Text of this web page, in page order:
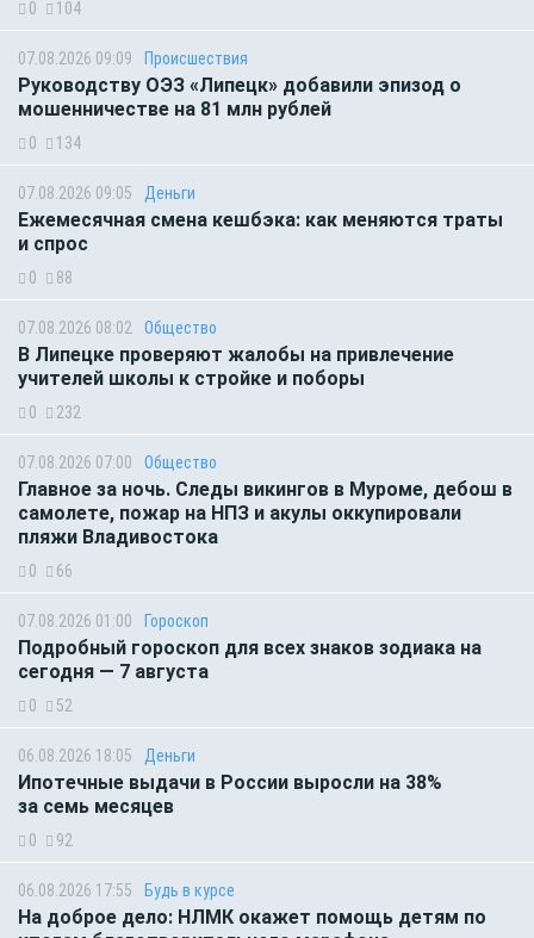
0 104
07.08.2026 09:09 Происшествия
Руководству ОЭЗ «Липецк» добавили эпизод о
мошенничестве на 81 млн рублей
0 134
07.08.2026 09:05 Деньги
Ежемесячная смена кешбэка: как меняются траты
и спрос
0 88
07.08.2026 08:02 Общество
В Липецке проверяют жалобы на привлечение
учителей школы к стройке и поборы
0 232
07.08.2026 07:00 Общество
Главное за ночь. Следы викингов в Муроме, дебош в
самолете, пожар на НПЗ и акулы оккупировали
пляжи Владивостока
0 66
07.08.2026 01:00 Гороскоп
Подробный гороскоп для всех знаков зодиака на
сегодня — 7 августа
0 52
06.08.2026 18:05 Деньги
Ипотечные выдачи в России выросли на 38%
за семь месяцев
0 92
06.08.2026 17:55 Будь в курсе
На доброе дело: НЛМК окажет помощь детям по